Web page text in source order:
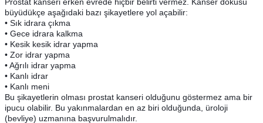
büyüdükçe aşağıdaki bazı şikayetlere yol açabilir:
• Sık idrara çıkma
• Gece idrara kalkma
• Kesik kesik idrar yapma
• Zor idrar yapma
• Ağrılı idrar yapma
• Kanlı idrar
• Kanlı meni
Bu şikayetlerin olması prostat kanseri olduğunu göstermez ama bir
ipucu olabilir. Bu yakınmalardan en az biri olduğunda, üroloji
(bevliye) uzmanına başvurulmalıdır.